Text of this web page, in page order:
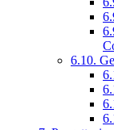
6.10.